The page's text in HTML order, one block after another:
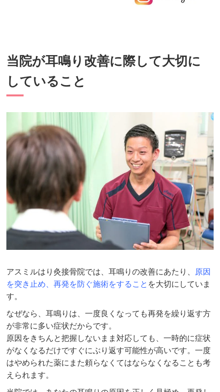
当院が耳鳴り改善に際して大切に
していること
アスミルはり灸接骨院では、耳鳴りの改善にあたり、 原因
を突き止め、再発を防ぐ施術をすること を大切にしていま
す。
なぜなら、耳鳴りは、一度良くなっても再発を繰り返す方
が非常に多い症状だからです。
原因をきちんと把握しないまま対応しても、一時的に症状
がなくなるだけですぐにぶり返す可能性が高いです。一度
はやめられた薬にまた頼らなくてはならなくなることも考
えられます。